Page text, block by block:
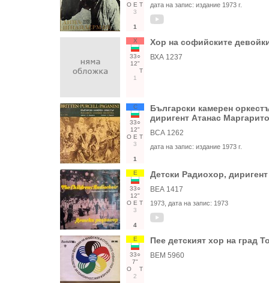
О Е Т
3
1
дата на запис: издание 1973 г.
Х
33○
12"
Т
1
Хор на софийските
ВХА 1237
С
33○
12"
О Е Т
3
1
Български камерен
диригент Атанас
ВСА 1262
дата на запис: издание 1973 г.
Е
33○
12"
О Е Т
3
4
Детски Радиохор,
ВЕА 1417
1973 , дата на запис: 1973
Е
33○
7"
О
Т
2
Пее детският хор на град
ВЕМ 5960